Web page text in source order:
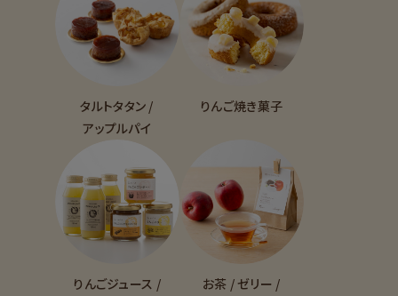
タルトタタン /
アップルパイ
りんご焼き菓子
りんごジュース /
お茶 / ゼリー /